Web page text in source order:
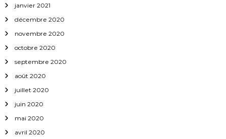
janvier 2021
décembre 2020
novembre 2020
octobre 2020
septembre 2020
août 2020
juillet 2020
juin 2020
mai 2020
avril 2020